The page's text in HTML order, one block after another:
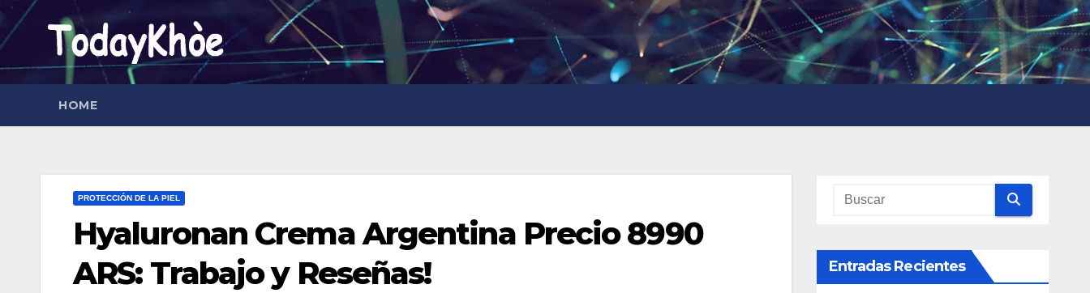
Saltar
al
HOME
PROTECCIÓN DE LA PIEL
Hyaluronan Crema Argentina Precio 8990
ARS: Trabajo y Reseñas!
Entradas Recientes